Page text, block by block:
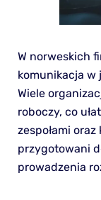
W norweskich
komunikacja w
Wiele
roboczy, co
zespołami
przygotowani
prowadzenia